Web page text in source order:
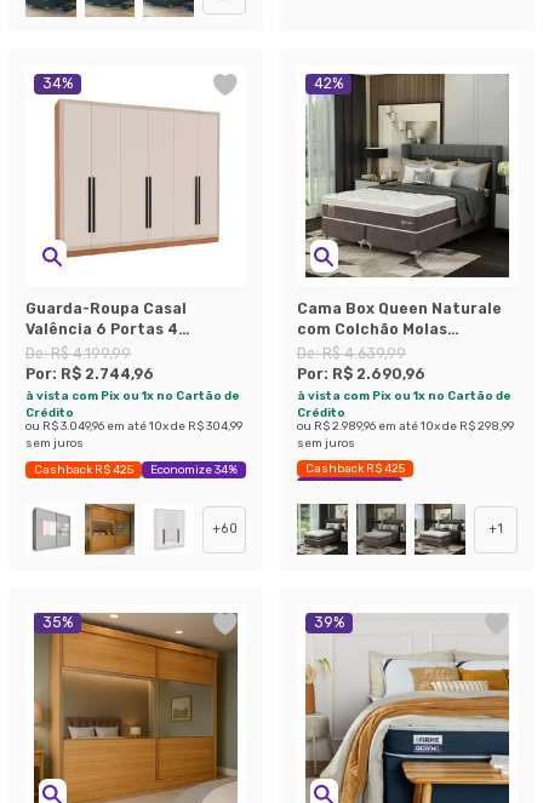
34%
Guarda-Roupa Casal
Valência 6 Portas 4
Gavetas Freijó e Creme
De:R$ 4.199,99
Por: R$ 2.744,96
à vista com Pix ou 1x no Cartão de
Crédito
ou R$ 3.049,96 em até10x de R$ 304,99
sem juros
Cashback R$ 425 Economize 34%
+60
42%
Cama Box Queen Naturale
com Colchão Molas
Ensacadas (67x158x198)
Marrom e Branca
De:R$ 4.639,99
Por: R$ 2.690,96
à vista com Pix ou 1x no Cartão de
Crédito
ou R$ 2.989,96 em até10x de R$ 298,99
sem juros
Cashback R$ 425
Economize 42%
+1
35% 39%